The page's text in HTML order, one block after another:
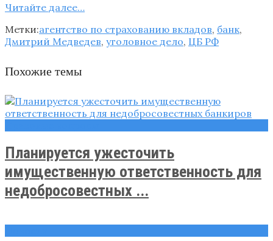
Читайте далee…
Метки:агентство по страхованию вкладов, банк,
Дмитрий Медведев, уголовное дело, ЦБ РФ
Похожие темы
Планируется ужесточить
имущественную ответственность для
недобросовестных ...